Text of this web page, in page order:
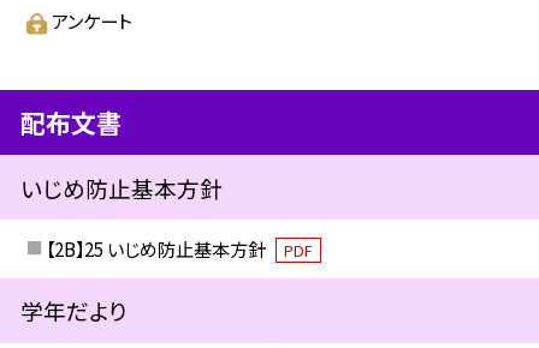
アンケート
配布文書
いじめ防止基本方針
【2B】25 いじめ防止基本方針 PDF
学年だより